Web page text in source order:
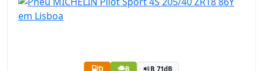
D B B 71dB